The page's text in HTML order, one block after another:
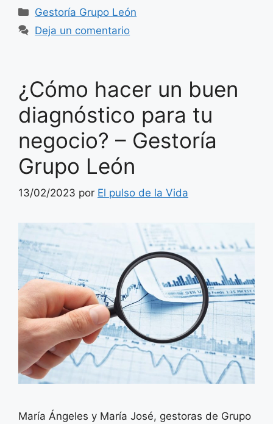
Categorías
Gestoría Grupo León
Deja un comentario
¿Cómo hacer un buen
diagnóstico para tu
negocio? – Gestoría
Grupo León
13/02/2023 por El pulso de la Vida
María Ángeles y María José, gestoras de Grupo